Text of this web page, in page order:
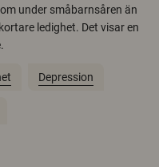
under småbarnsåren än
ledighet. Det visar en
Depression